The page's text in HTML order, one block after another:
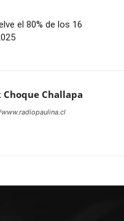
el 80% de los 16
Choque Challapa